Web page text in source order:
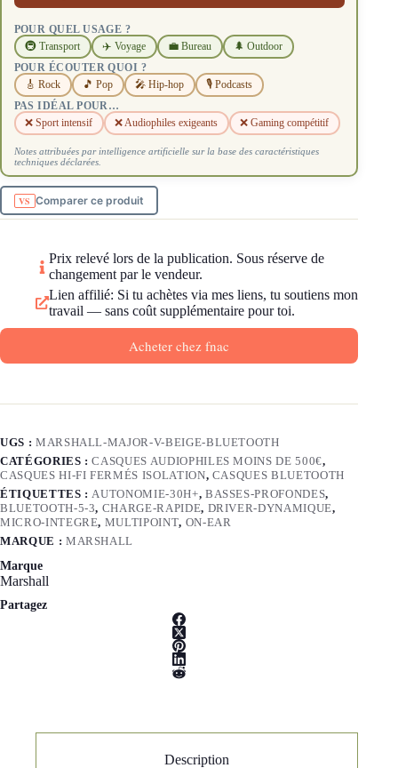
POUR QUEL USAGE ?
🚇 Transport ✈️ Voyage 💼 Bureau 🌲 Outdoor
POUR ÉCOUTER QUOI ?
🎸 Rock 🎵 Pop 🎤 Hip-hop 🎙️ Podcasts
PAS IDÉAL POUR…
❌ Sport intensif ❌ Audiophiles exigeants ❌ Gaming compétitif
Notes attribuées par intelligence artificielle sur la base des caractéristiques
techniques déclarées.
Comparer ce produit
Prix relevé lors de la publication. Sous réserve de
changement par le vendeur.
Lien affilié: Si tu achètes via mes liens, tu soutiens mon
travail — sans coût supplémentaire pour toi.
Acheter chez fnac
UGS : MARSHALL-MAJOR-V-BEIGE-BLUETOOTH
CATÉGORIES :CASQUES AUDIOPHILES MOINS DE 500€,
CASQUES HI-FI FERMÉS ISOLATION, CASQUES BLUETOOTH
ÉTIQUETTES : AUTONOMIE-30H+, BASSES-PROFONDES,
BLUETOOTH-5-3, CHARGE-RAPIDE, DRIVER-DYNAMIQUE,
MICRO-INTEGRE, MULTIPOINT, ON-EAR
MARQUE : MARSHALL
Marque
Marshall
Partagez
Description